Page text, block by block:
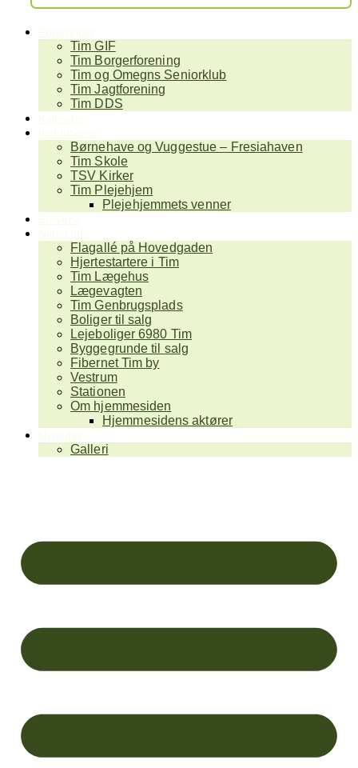
Tim GIF
Tim Borgerforening
Tim og Omegns Seniorklub
Tim Jagtforening
Tim DDS
Børnehave og Vuggestue – Fresiahaven
Tim Skole
TSV Kirker
Tim Plejehjem
Plejehjemmets venner
Flagallé på Hovedgaden
Hjertestartere i Tim
Tim Lægehus
Lægevagten
Tim Genbrugsplads
Boliger til salg
Lejeboliger 6980 Tim
Byggegrunde til salg
Fibernet Tim by
Vestrum
Stationen
Om hjemmesiden
Hjemmesidens aktører
Galleri